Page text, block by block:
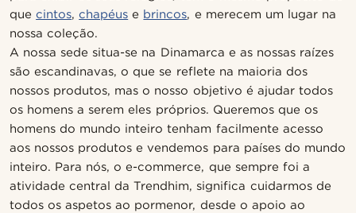
quecintos,chapéus e brincos, e merecem um lugar na
nossa coleção.
A nossa sede situa-se na Dinamarca e as nossas raízes
são escandinavas, o que se reflete na maioria dos
nossos produtos, mas o nosso objetivo é ajudar todos
os homens a serem eles próprios. Queremos que os
homens do mundo inteiro tenham facilmente acesso
aos nossos produtos e vendemos para países do mundo
inteiro. Para nós, o e-commerce, que sempre foi a
atividade central da Trendhim, significa cuidarmos de
todos os aspetos ao pormenor, desde o apoio ao